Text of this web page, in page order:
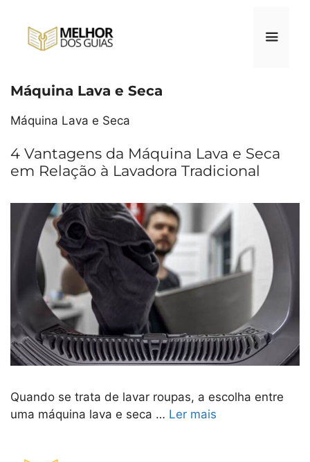
Máquina Lava e Seca
Máquina Lava e Seca
4 Vantagens da Máquina Lava e Seca
em Relação à Lavadora Tradicional
Quando se trata de lavar roupas, a escolha entre
uma máquina lava e seca … Ler mais